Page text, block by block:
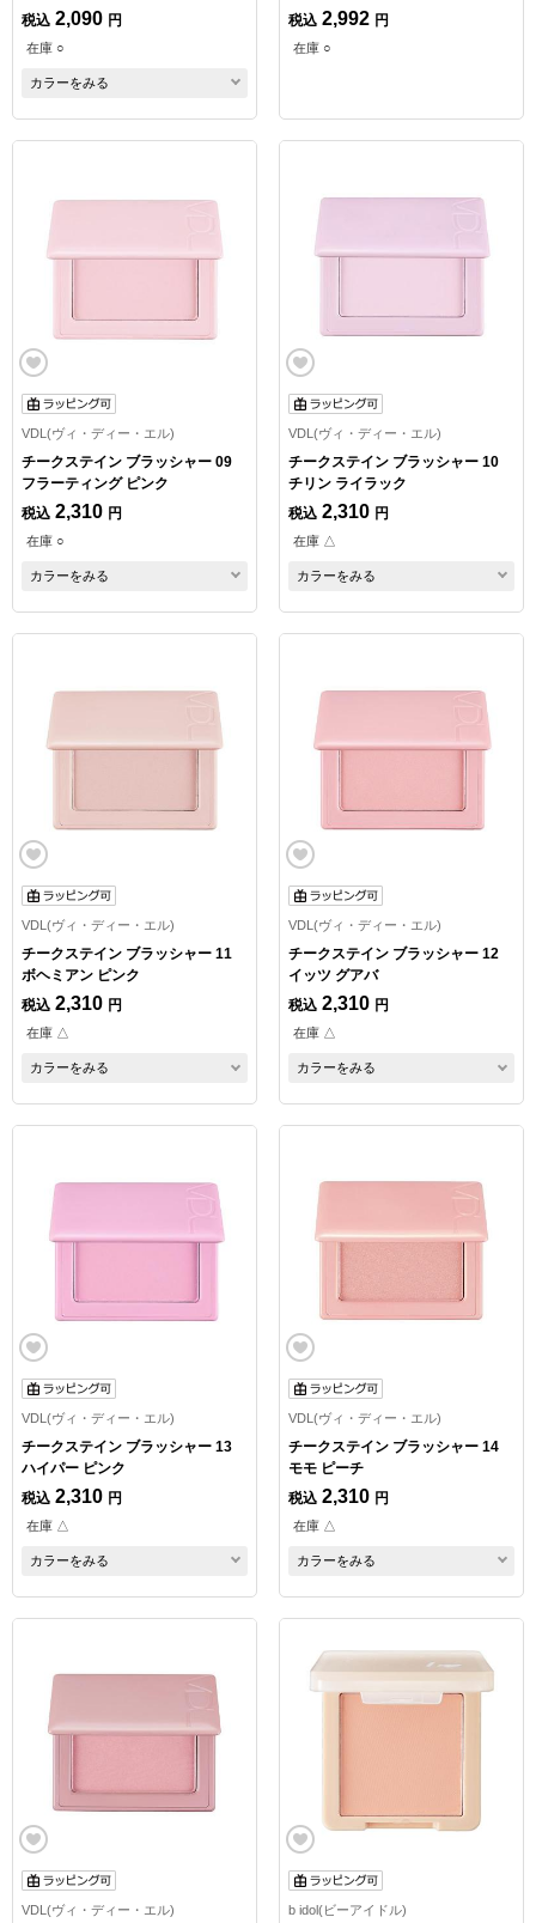
税込 2,090 円
在庫 ○
カラーをみる
税込 2,992 円
在庫 ○
VDL(ヴィ・ディー・エル)
チークステイン ブラッシャー 09
フラーティング ピンク
税込 2,310 円
在庫 ○
カラーをみる
VDL(ヴィ・ディー・エル)
チークステイン ブラッシャー 10
チリン ライラック
税込 2,310 円
在庫 △
カラーをみる
VDL(ヴィ・ディー・エル)
チークステイン ブラッシャー 11
ボヘミアン ピンク
税込 2,310 円
在庫 △
カラーをみる
VDL(ヴィ・ディー・エル)
チークステイン ブラッシャー 12
イッツ グアバ
税込 2,310 円
在庫 △
カラーをみる
VDL(ヴィ・ディー・エル)
チークステイン ブラッシャー 13
ハイパー ピンク
税込 2,310 円
在庫 △
カラーをみる
VDL(ヴィ・ディー・エル)
チークステイン ブラッシャー 14
モモ ピーチ
税込 2,310 円
在庫 △
カラーをみる
VDL(ヴィ・ディー・エル) b idol(ビーアイドル)